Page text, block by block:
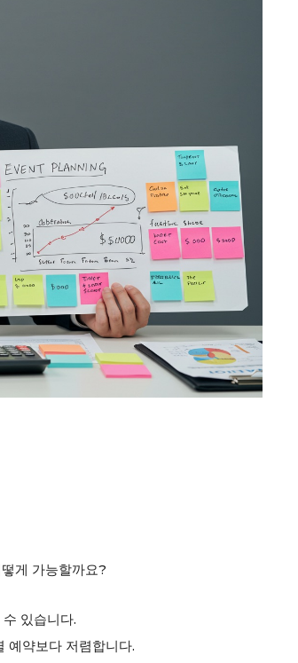
Company
회사소개
고객센터
구독 플랜
마이페이지
광고 및 제휴문의
구독자 의견
개인정보취급방침
게 가능할까요?
있습니다.
예약보다 저렴합니다.